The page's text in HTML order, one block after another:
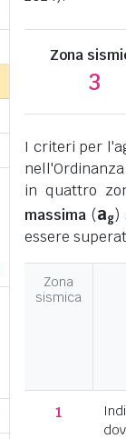
Zona
3
I criteri per
in quattro
massima (ag)
essere
Zona
sismica
1